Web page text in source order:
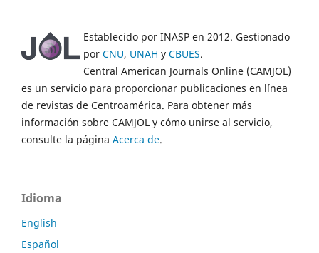
Establecido por INASP en 2012. Gestionado
por CNU, UNAH y CBUES.
Central American Journals Online (CAMJOL)
es un servicio para proporcionar publicaciones en línea
de revistas de Centroamérica. Para obtener más
información sobre CAMJOL y cómo unirse al servicio,
consulte la página Acerca de.
Idioma
English
Español